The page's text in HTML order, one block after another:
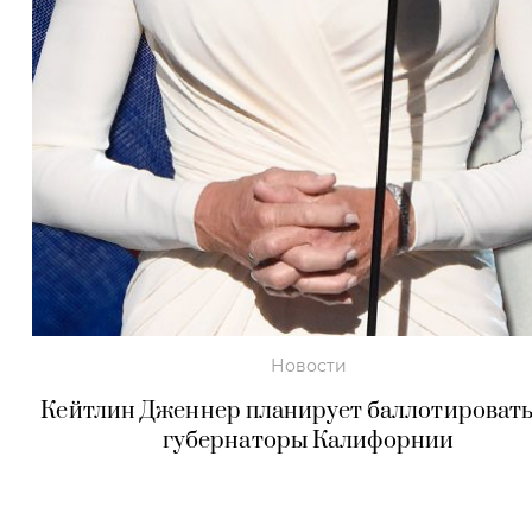
Новости
Кейтлин Дженнер планирует
губернаторы Калифорнии